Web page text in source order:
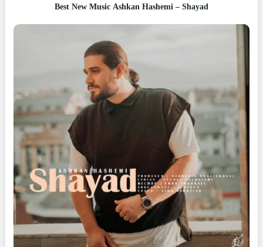
Best New Music Ashkan Hashemi – Shayad